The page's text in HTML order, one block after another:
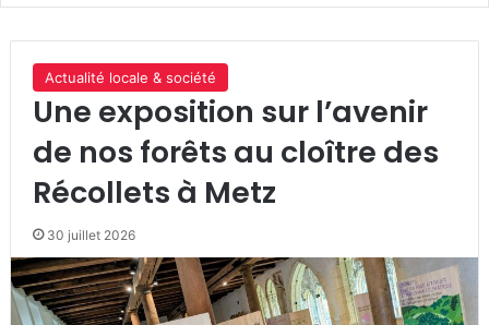
Actualité locale & société
Une exposition sur l’avenir
de nos forêts au cloître des
Récollets à Metz
30 juillet 2026